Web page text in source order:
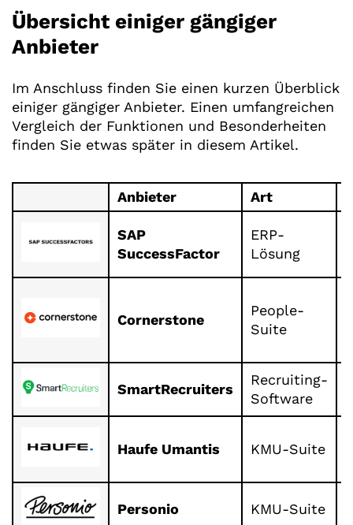
Übersicht einiger gängiger
Anbieter
Im Anschluss finden Sie einen kurzen Überblick
einiger gängiger Anbieter. Einen umfangreichen
Vergleich der Funktionen und Besonderheiten
finden Sie etwas später in diesem Artikel.
Anbieter Art
SAP
SuccessFactor
ERP-
Lösung
Cornerstone
People-
Suite
SmartRecruiters
Recruiting-
Software
Haufe Umantis KMU-Suite
Personio KMU-Suite